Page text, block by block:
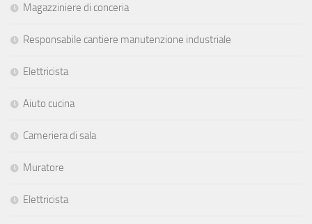
Magazziniere di conceria
Responsabile cantiere manutenzione industriale
Elettricista
Aiuto cucina
Cameriera di sala
Muratore
Elettricista